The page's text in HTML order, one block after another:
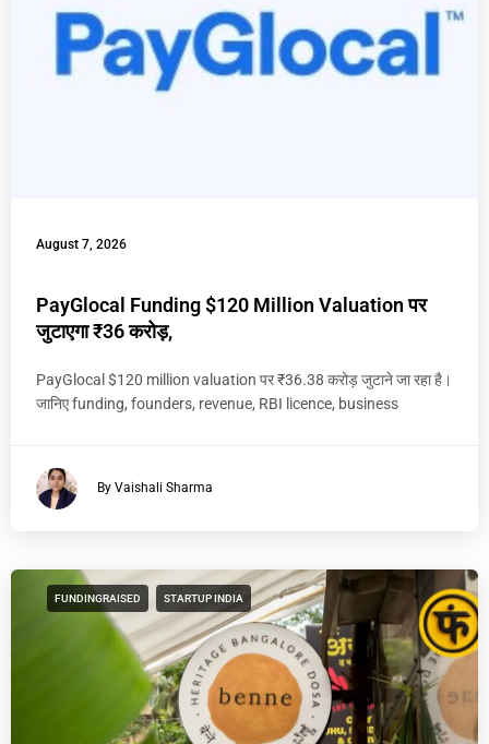
August 7, 2026
PayGlocal Funding $120 Million Valuation पर
जुटाएगा ₹36 करोड़,
PayGlocal $120 million valuation पर ₹36.38 करोड़ जुटाने जा रहा है।
जानिए funding, founders, revenue, RBI licence, business
By Vaishali Sharma
FUNDINGRAISED STARTUP INDIA